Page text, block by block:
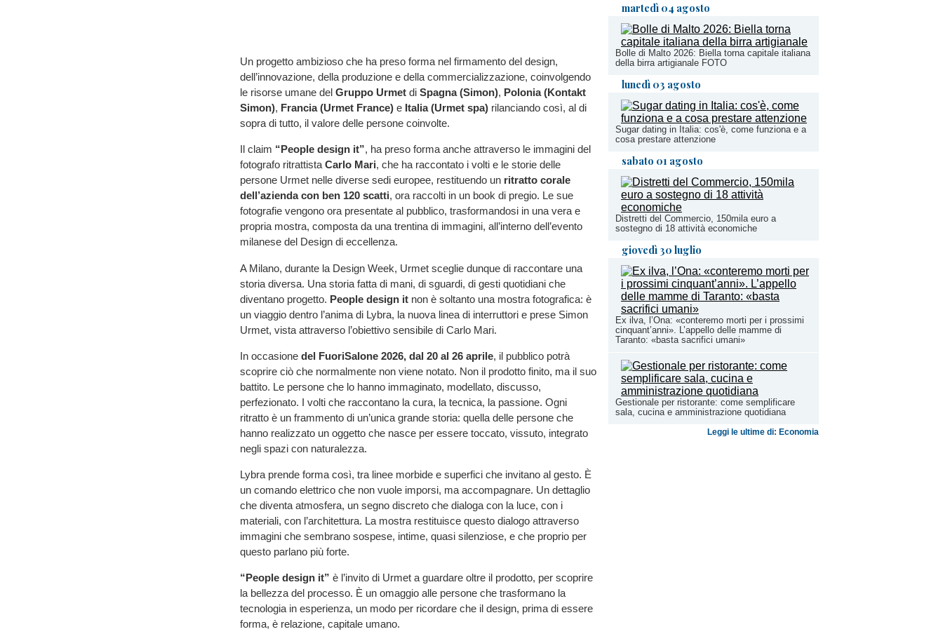
martedì 04 agosto
Bolle di Malto 2026: Biella torna capitale italiana
della birra artigianale FOTO
lunedì 03 agosto
Sugar dating in Italia: cos'è, come funziona e a
cosa prestare attenzione
sabato 01 agosto
Distretti del Commercio, 150mila euro a
sostegno di 18 attività economiche
giovedì 30 luglio
Ex ilva, l’Ona: «conteremo morti per i prossimi
cinquant’anni». L’appello delle mamme di
Taranto: «basta sacrifici umani»
Gestionale per ristorante: come semplificare
sala, cucina e amministrazione quotidiana
Leggi le ultime di: Economia
Un progetto ambizioso che ha preso forma nel firmamento del design,
dell’innovazione, della produzione e della commercializzazione, coinvolgendo
le risorse umane del Gruppo Urmet di Spagna (Simon), Polonia (Kontakt
Simon), Francia (Urmet France) e Italia (Urmet spa) rilanciando così, al di
sopra di tutto, il valore delle persone coinvolte.
Il claim “People design it”, ha preso forma anche attraverso le immagini del
fotografo ritrattista Carlo Mari, che ha raccontato i volti e le storie delle
persone Urmet nelle diverse sedi europee, restituendo un ritratto corale
dell’azienda con ben 120 scatti, ora raccolti in un book di pregio. Le sue
fotografie vengono ora presentate al pubblico, trasformandosi in una vera e
propria mostra, composta da una trentina di immagini, all’interno dell’evento
milanese del Design di eccellenza.
A Milano, durante la Design Week, Urmet sceglie dunque di raccontare una
storia diversa. Una storia fatta di mani, di sguardi, di gesti quotidiani che
diventano progetto. People design it non è soltanto una mostra fotografica: è
un viaggio dentro l’anima di Lybra, la nuova linea di interruttori e prese Simon
Urmet, vista attraverso l’obiettivo sensibile di Carlo Mari.
In occasione del FuoriSalone 2026, dal 20 al 26 aprile, il pubblico potrà
scoprire ciò che normalmente non viene notato. Non il prodotto finito, ma il suo
battito. Le persone che lo hanno immaginato, modellato, discusso,
perfezionato. I volti che raccontano la cura, la tecnica, la passione. Ogni
ritratto è un frammento di un’unica grande storia: quella delle persone che
hanno realizzato un oggetto che nasce per essere toccato, vissuto, integrato
negli spazi con naturalezza.
Lybra prende forma così, tra linee morbide e superfici che invitano al gesto. È
un comando elettrico che non vuole imporsi, ma accompagnare. Un dettaglio
che diventa atmosfera, un segno discreto che dialoga con la luce, con i
materiali, con l’architettura. La mostra restituisce questo dialogo attraverso
immagini che sembrano sospese, intime, quasi silenziose, e che proprio per
questo parlano più forte.
“People design it” è l’invito di Urmet a guardare oltre il prodotto, per scoprire
la bellezza del processo. È un omaggio alle persone che trasformano la
tecnologia in esperienza, un modo per ricordare che il design, prima di essere
forma, è relazione, capitale umano.